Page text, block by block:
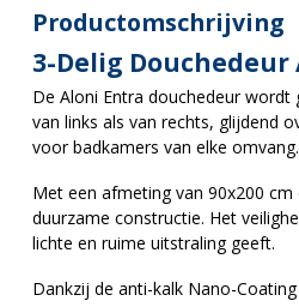
Productomschrijving
3-Delig Douchedeur
De Aloni Entra douchedeur
van links als van rechts, glijdend
voor badkamers van elke omvang.
Met een afmeting van 90x200
duurzame constructie. Het
lichte en ruime uitstraling geeft.
Dankzij de anti-kalk Nano-